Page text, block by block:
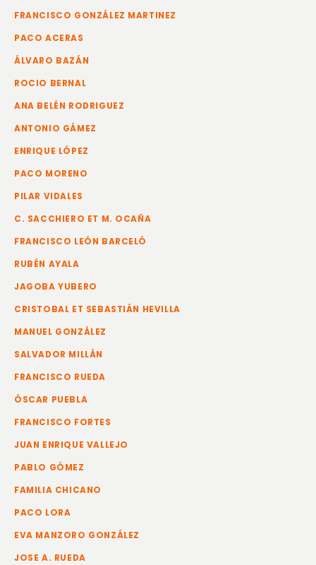
FRANCISCO GONZÁLEZ MARTINEZ
PACO ACERAS
ÁLVARO BAZÁN
ROCIO BERNAL
ANA BELÉN RODRIGUEZ
ANTONIO GÁMEZ
ENRIQUE LÓPEZ
PACO MORENO
PILAR VIDALES
C. SACCHIERO ET M. OCAÑA
FRANCISCO LEÓN BARCELÓ
RUBÉN AYALA
JAGOBA YUBERO
CRISTOBAL ET SEBASTIÁN HEVILLA
MANUEL GONZÁLEZ
SALVADOR MILLÁN
FRANCISCO RUEDA
ÓSCAR PUEBLA
FRANCISCO FORTES
JUAN ENRIQUE VALLEJO
PABLO GÓMEZ
FAMILIA CHICANO
PACO LORA
EVA MANZORO GONZÁLEZ
JOSE A. RUEDA